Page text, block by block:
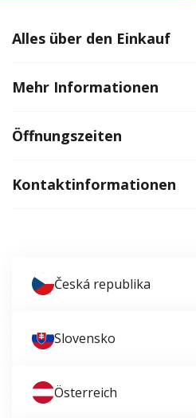
Alles über den Einkauf
Mehr Informationen
Öffnungszeiten
Kontaktinformationen
Česká republika
Slovensko
Österreich